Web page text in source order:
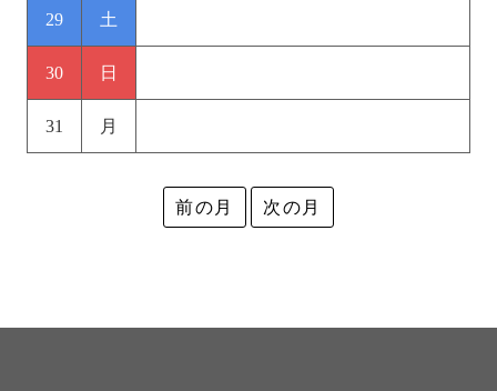
29 土
30 日
31 月
前の月 次の月